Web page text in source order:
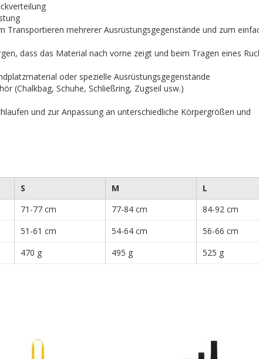
mehrerer Ausrüstungsgegenstände und zum
dass das Material nach vorne zeigt und beim Tragen eines
oder spezielle Ausrüstungsgegenstände
(Chalkbag, Schuhe, Schließring, Zugseil usw.)
und zur Anpassung an unterschiedliche Körpergrößen und
S M
L
71-77 cm 77-84 cm
84-92 cm
51-61 cm 54-64 cm
56-66 cm
470 g 495 g 525 g